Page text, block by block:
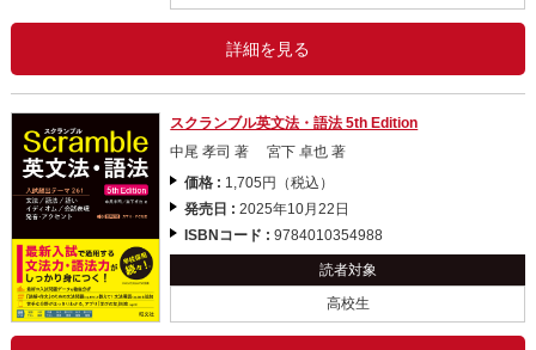
詳細を見る
スクランブル英文法・語法 5th Edition
中尾 孝司 著 宮下 卓也 著
価格 : 1,705円（税込）
発売日 :2025年10月22日
ISBNコード :9784010354988
読者対象
高校生